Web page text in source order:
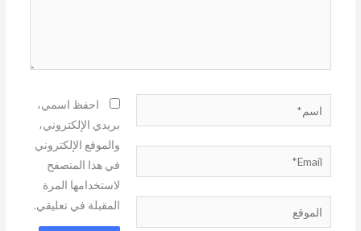
اسم*
Email*
الموقع
احفظ اسمي،
بريدي الإلكتروني،
والموقع الإلكتروني
في هذا المتصفح
لاستخدامها المرة
المقبلة في تعليقي.